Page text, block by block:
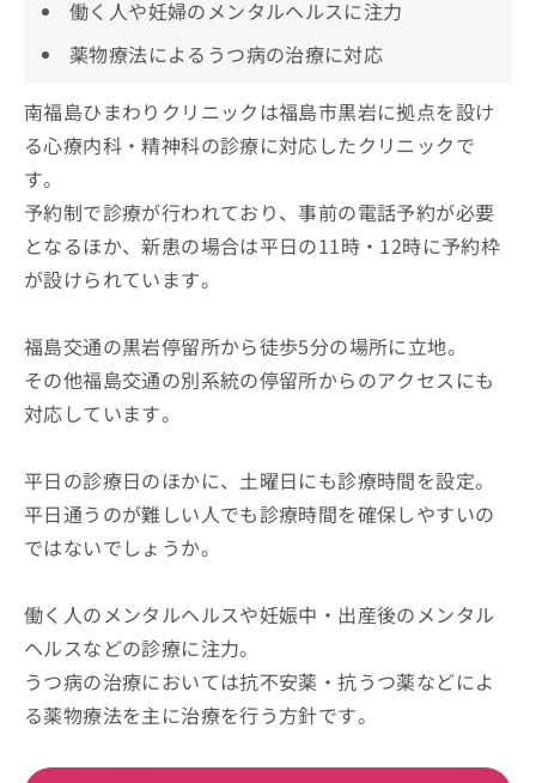
働く人や妊婦のメンタルヘルスに注力
薬物療法によるうつ病の治療に対応
南福島ひまわりクリニックは福島市黒岩に拠点を設け
る心療内科・精神科の診療に対応したクリニックで
す。
予約制で診療が行われており、事前の電話予約が必要
となるほか、新患の場合は平日の11時・12時に予約枠
が設けられています。
福島交通の黒岩停留所から徒歩5分の場所に立地。
その他福島交通の別系統の停留所からのアクセスにも
対応しています。
平日の診療日のほかに、土曜日にも診療時間を設定。
平日通うのが難しい人でも診療時間を確保しやすいの
ではないでしょうか。
働く人のメンタルヘルスや妊娠中・出産後のメンタル
ヘルスなどの診療に注力。
うつ病の治療においては抗不安薬・抗うつ薬などによ
る薬物療法を主に治療を行う方針です。